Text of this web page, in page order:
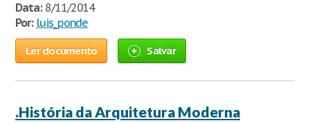
Data:8/11/2014
Por: luis_ponde
Ler documento Salvar
.História da Arquitetura Moderna